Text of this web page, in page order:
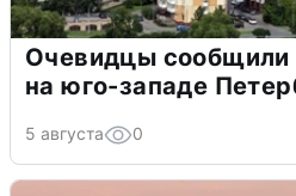
Очевидцы сообщили
на юго-западе
5 августа 0